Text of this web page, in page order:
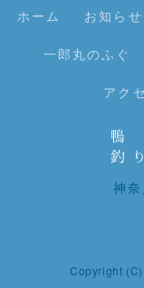
ホーム お知らせ
一郎丸のふぐ
アク
神
Copyright